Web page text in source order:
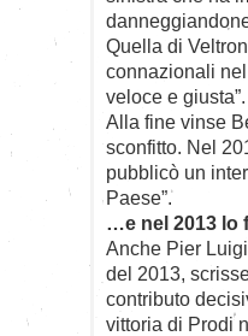
Quella di
connazionali nel
veloce e giusta”.
Alla fine vinse
sconfitto. Nel
pubblicò un
Paese”.
…e nel 2013 lo
Anche Pier
del 2013,
contributo
vittoria di Prodi